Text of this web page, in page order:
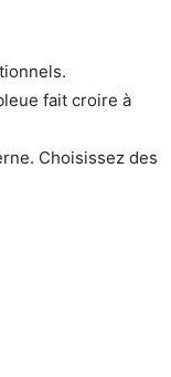
fait croire à
Choisissez des